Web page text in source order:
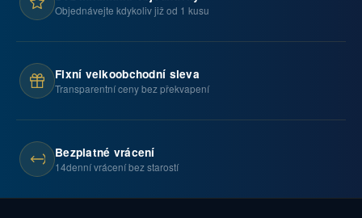
Objednávejte kdykoliv již od 1 kusu
Fixní velkoobchodní sleva
Transparentní ceny bez překvapení
Bezplatné vrácení
14denní vrácení bez starostí